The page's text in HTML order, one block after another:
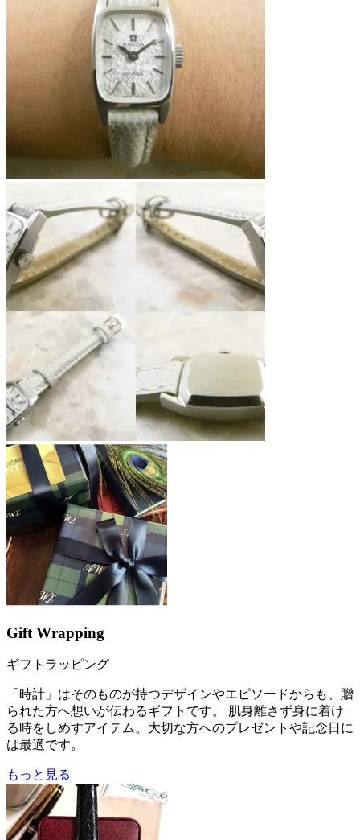
Gift Wrapping
ギフトラッピング
「時計」はそのものが持つデザインやエピソードからも、贈
られた方へ想いが伝わるギフトです。 肌身離さず身に着け
る時をしめすアイテム。大切な方へのプレゼントや記念日に
は最適です。
もっと見る